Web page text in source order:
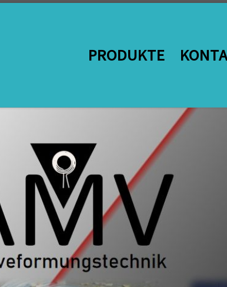
PRODUKTE